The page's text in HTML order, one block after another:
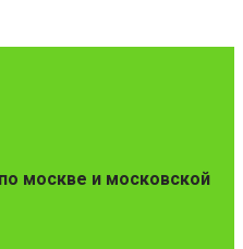
москве и московской